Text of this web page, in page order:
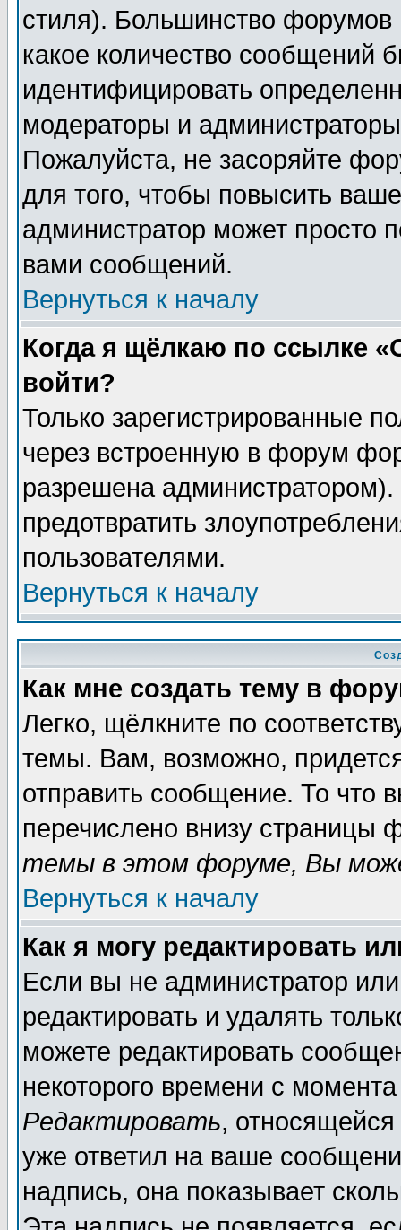
стиля). Большинство форумов
какое количество сообщений
идентифицировать
модераторы и
Пожалуйста, не засоряйте
для того, чтобы повысить
администратор может просто
вами сообщений.
Вернуться к началу
Когда я щёлкаю по ссылке
войти?
Только зарегистрированные
через встроенную в форум
разрешена
предотвратить
пользователями.
Вернуться к началу
Как мне создать тему в
Легко, щёлкните по
темы. Вам, возможно,
отправить сообщение. То что
перечислено внизу страницы
темы в этом форуме, Вы
Вернуться к началу
Как я могу редактировать
Если вы не администратор
редактировать и удалять
можете редактировать
некоторого времени с
Редактировать,
уже ответил на ваше
надпись, она показывает